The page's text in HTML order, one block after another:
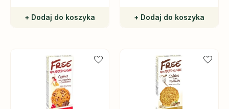
+ Dodaj do koszyka + Dodaj do koszyka